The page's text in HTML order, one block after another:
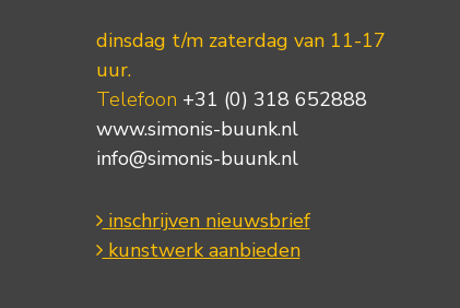
dinsdag t/m zaterdag van 11-17
uur.
Telefoon +31 (0) 318 652888
www.simonis-buunk.nl
info@simonis-buunk.nl
inschrijven nieuwsbrief
kunstwerk aanbieden